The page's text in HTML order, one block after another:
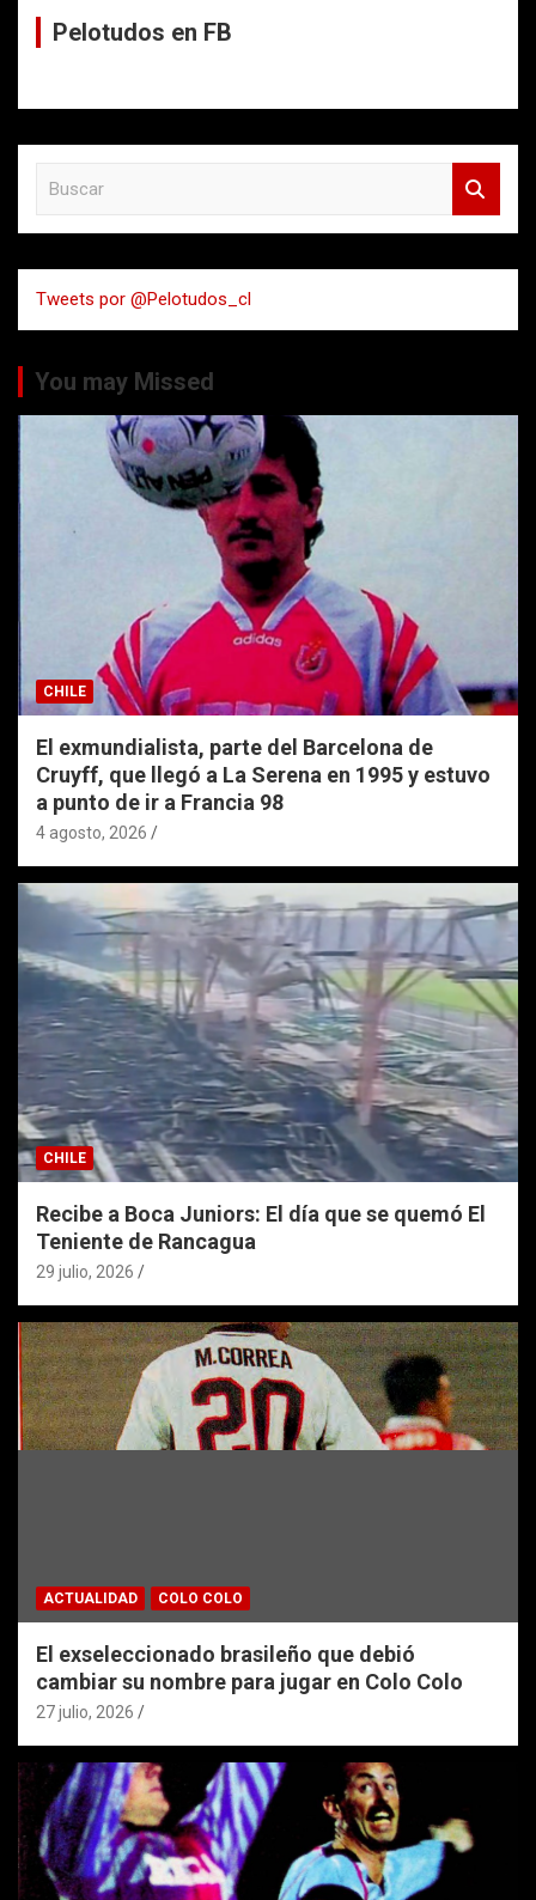
Pelotudos en FB
a
r
Tweets por @Pelotudos_cl
You may Missed
CHILE
El exmundialista, parte del Barcelona de
Cruyff, que llegó a La Serena en 1995 y estuvo
a punto de ir a Francia 98
4 agosto, 2026
CHILE
Recibe a Boca Juniors: El día que se quemó El
Teniente de Rancagua
29 julio, 2026
ACTUALIDAD COLO COLO
El exseleccionado brasileño que debió
cambiar su nombre para jugar en Colo Colo
27 julio, 2026